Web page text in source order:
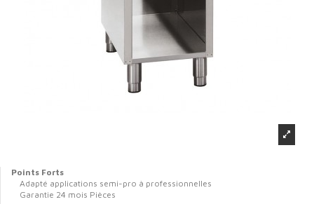
Points Forts
Adapté applications semi-pro à professionnelles
Garantie 24 mois Pièces